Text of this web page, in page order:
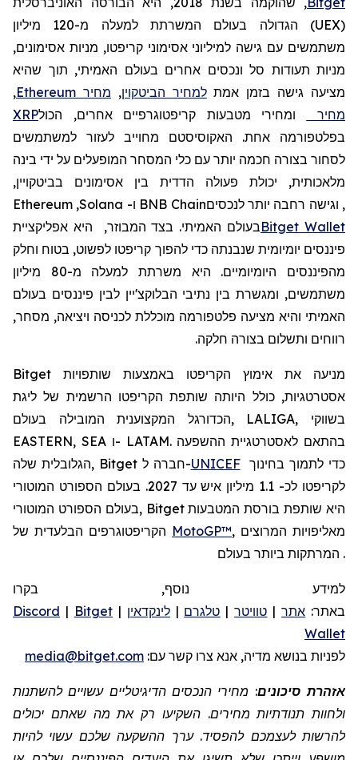
(
UEX
) הגדולה בעולם המשרתת למעלה מ-120
מיליון
משתמשים עם גישה למיליוני אסימוני קריפטו, מניות אסימונים,
מניות תעודות סל ונכסים אחרים בעולם האמיתי, תוך שהיא
מציעה גישה בזמן אמתלמחיר הביטקוין, מחיר Ethereum
,
מחיר
XRPומחירי מטבעות קריפטוגרפיים אחרים, הכול
בפלטפורמה אחת. האקוסיסטם מחוייב לעזור למשתמשים
לסחור בצורה חכמה יותר עם כלי המסחר המופעלים על ידי בינה
מלאכותית, יכולת פעולה הדדית בין אסימונים בביטקויין,
Ethereum ,Solana ו- BNB Chain, וגישה רחבה יותר לנכסים
בעולם האמיתי. בצד המבוזר,Bitget Wallet
היא אפליקציית
פיננסים יומיומית שנבנתה כדי להפוך קריפטו לפשוט, בטוח וחלק
מהפיננסים היומיומיים. היא
משרתת למעלה מ-80
מיליון
משתמשים, ומגשרת בין נתיבי הבלוקצ'יין לבין פיננסים בעולם
האמיתי והיא מציעה פלטפורמה מוכללת לכניסה ויציאה, מסחר,
רווחים ותשלום בצורה חלקה.
Bitget מניעה את אימוץ הקריפטו באמצעות שותפויות
אסטרטגיות, כולל היותה שותפת הקריפטו הרשמית של ליגת
הכדורגל המקצוענית המובילה בעולם, LALIGA, בשווקי
EASTERN, SEA ו- LATAM. בהתאם לאסטרטגיית ההשפעה
הגלובלית שלה, Bitget חברה ל-UNICEFכדי לתמוך בחינוך
לקריפטו לכ- 1.1 מיליון איש עד 2027. בעולם הספורט המוטורי
בעולם הספורט המוטורי, Bitget היא שותפת בורסת המטבעות
MotoGP™, מאליפויות המרוצים
המרתקות ביותר בעולם.
למידע נוסף, בקרו
באתר: אתר| טוויטר| טלגרם |לינקדאין |
Discord | Bitget
Wallet
לפניות בנושא מדיה, אנא צרו קשר עם: media@bitget.com
אזהרת סיכונים: מחירי הנכסים הדיגיטליים עשויים להשתנות
ולחוות תנודתיות מחירים. השקיעו רק את מה שאתם יכולים
להרשות לעצמכם להפסיד. ערך ההשקעה שלכם עשוי להיות